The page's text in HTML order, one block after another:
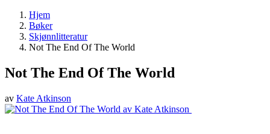
Hjem
Bøker
Skjønnlitteratur
Not The End Of The World
Not The End Of The World
av Kate Atkinson